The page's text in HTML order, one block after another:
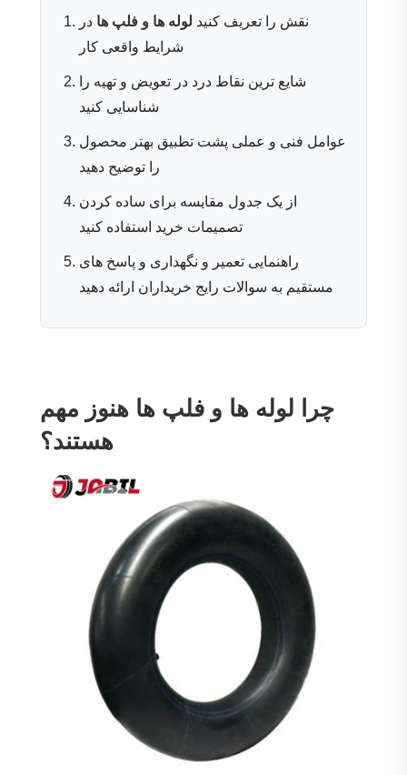
نقش را تعریف کنید لوله ها و فلپ ها در
شرایط واقعی کار
شایع ترین نقاط درد در تعویض و تهیه را
شناسایی کنید
عوامل فنی و عملی پشت تطبیق بهتر محصول
را توضیح دهید
از یک جدول مقایسه برای ساده کردن
تصمیمات خرید استفاده کنید
راهنمایی تعمیر و نگهداری و پاسخ های
مستقیم به سوالات رایج خریداران ارائه دهید
چرا لوله ها و فلپ ها هنوز مهم
هستند؟